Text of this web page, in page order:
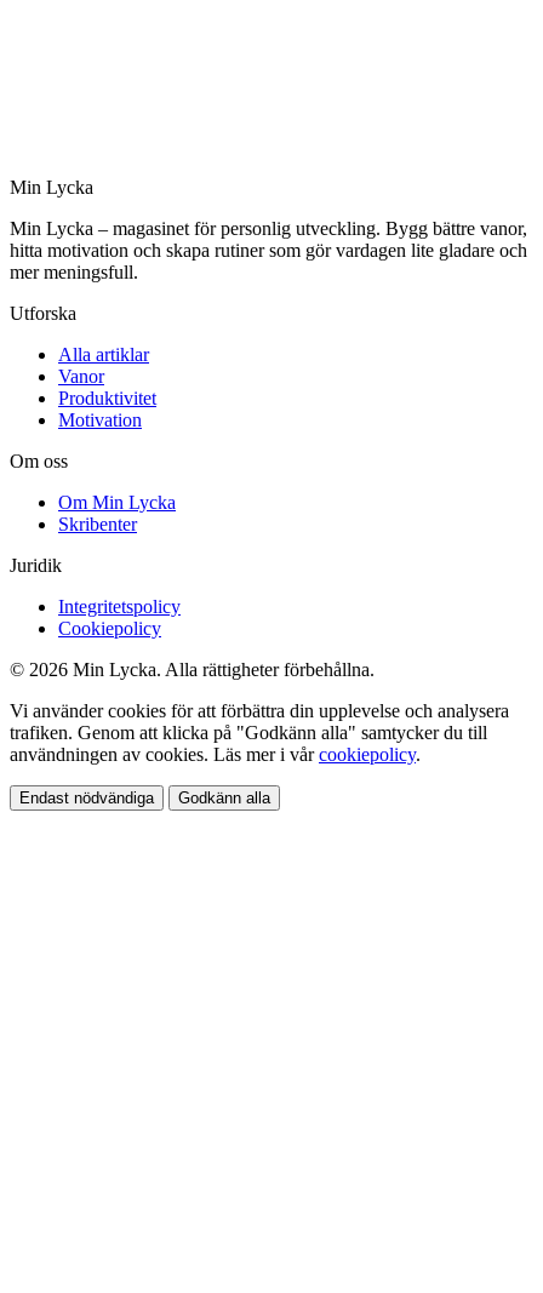
Min Lycka
Min Lycka – magasinet för personlig utveckling. Bygg bättre vanor,
hitta motivation och skapa rutiner som gör vardagen lite gladare och
mer meningsfull.
Utforska
Alla artiklar
Vanor
Produktivitet
Motivation
Om oss
Om Min Lycka
Skribenter
Juridik
Integritetspolicy
Cookiepolicy
© 2026 Min Lycka. Alla rättigheter förbehållna.
Vi använder cookies för att förbättra din upplevelse och analysera
trafiken. Genom att klicka på "Godkänn alla" samtycker du till
användningen av cookies. Läs mer i vårcookiepolicy.
Endast nödvändiga Godkänn alla